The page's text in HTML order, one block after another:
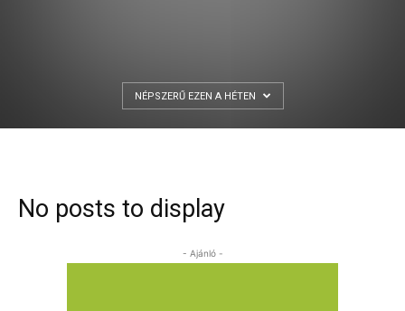
NÉPSZERŰ EZEN A HÉTEN
No posts to display
- Ajánló -